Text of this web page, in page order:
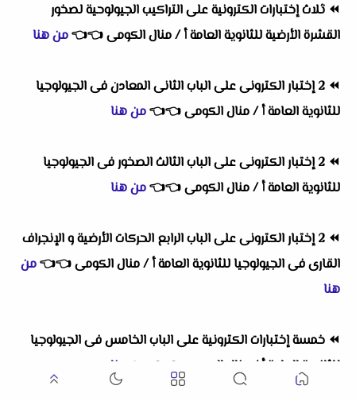
⏪ ثلاث إختبارات الكترونية على التراكيب الجيولوحية لصخور
القشرة الأرضية للثانوية العامة أ / منال الكومى👈
👈من هنا
⏪
2 إختبار الكترونى على الباب الثانى المعادن فى الجيولوجيا
للثانوية العامة أ / منال الكومى👈
👈من هنا
⏪
2 إختبار الكترونى على الباب الثالث الصخور فى الجيولوجيا
للثانوية العامة أ / منال الكومى👈
👈من هنا
⏪
2 إختبار الكترونى على الباب الرابع الحركات الأرضية و الإنجراف
القارى فى الجيولوجيا للثانوية العامة أ / منال الكومى👈
👈من
هنا
⏪ خمسة إختبارات الكترونية على الباب الخامس فى الجيولوجيا
للثانوية العامة أ / منال الكومى👈
👈 من هنا